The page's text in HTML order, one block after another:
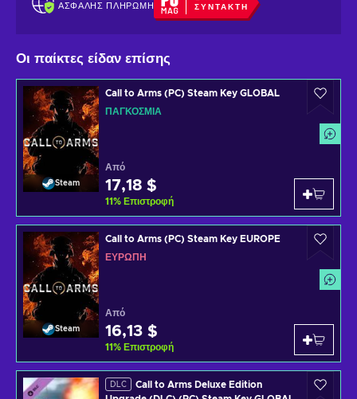
ΑΣΦΑΛΉΣ ΠΛΗΡΩΜΉ
ΣΥΝΤΆΚΤΗ
Οι παίκτες είδαν επίσης
Steam
Call to Arms (PC) Steam Key GLOBAL
ΠΑΓΚΌΣΜΙΑ
Από
17,18 $
11% Επιστροφή
Steam
Call to Arms (PC) Steam Key EUROPE
ΕΥΡΏΠΗ
Από
16,13 $
11% Επιστροφή
DLC
Call to Arms Deluxe Edition